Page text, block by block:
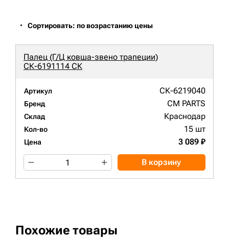
Сортировать: по возрастанию цены
Палец (Г/Ц ковша-звено трапеции)
СК-6191114 СК
Артикул СК-6219040
Бренд CM PARTS
Склад Краснодар
Кол-во 15 шт
Цена 3 089 ₽
В корзину
Похожие товары